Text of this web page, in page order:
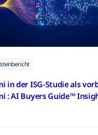
in der ISG-Studie als
: AI Buyers Guide™️
2026